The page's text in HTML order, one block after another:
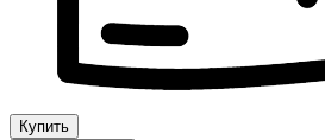
Купить